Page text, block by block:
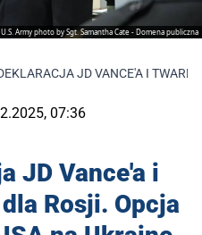
U.S. Army photo by Sgt. Samantha Cate - Domena publiczna
JD VANCE'A I
07:36
JD Vance'a i
Rosji. Opcja